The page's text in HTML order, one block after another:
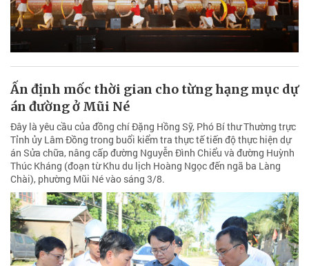
Ấn định mốc thời gian cho từng hạng mục dự
án đường ở Mũi Né
Đây là yêu cầu của đồng chí Đặng Hồng Sỹ, Phó Bí thư Thường trực
Tỉnh ủy Lâm Đồng trong buổi kiểm tra thực tế tiến độ thực hiện dự
án Sửa chữa, nâng cấp đường Nguyễn Đình Chiểu và đường Huỳnh
Thúc Kháng (đoạn từ Khu du lịch Hoàng Ngọc đến ngã ba Làng
Chài), phường Mũi Né vào sáng 3/8.